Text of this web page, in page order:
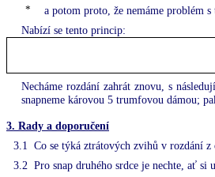
a potom proto, že nemáme problém
Nabízí se tento princip:
Necháme rozdání zahrát znovu, s
snapneme károvou 5 trumfovou dámou;
3. Rady a doporučení
3.1
Co se týká ztrátových zvihů v rozdání
3.2 Pro snap druhého srdce je nechte, ať